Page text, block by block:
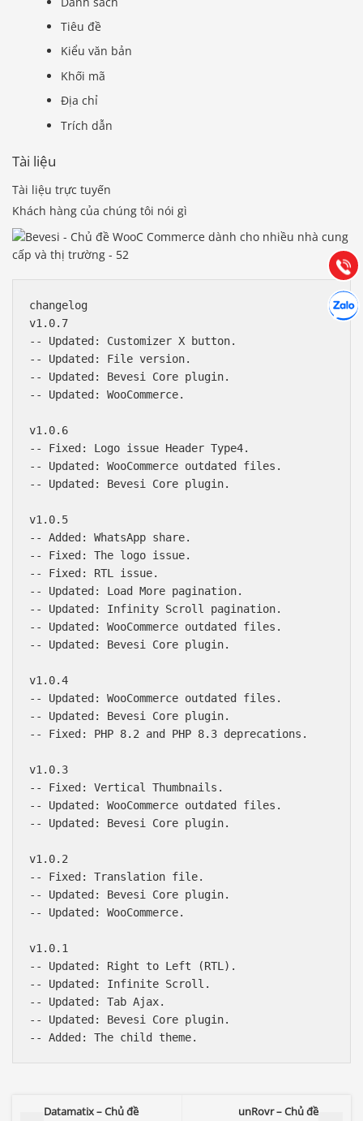
Tiêu đề
Kiểu văn bản
Khối mã
Địa chỉ
Trích dẫn
Tài liệu
Tài liệu trực tuyến
Khách hàng của chúng tôi nói gì
changelog
v1.0.7
-- Updated: Customizer X button.
-- Updated: File version.
-- Updated: Bevesi Core plugin.
-- Updated: WooCommerce.
v1.0.6
-- Fixed: Logo issue Header Type4.
-- Updated: WooCommerce outdated files.
-- Updated: Bevesi Core plugin.
v1.0.5
-- Added: WhatsApp share.
-- Fixed: The logo issue.
-- Fixed: RTL issue.
-- Updated: Load More pagination.
-- Updated: Infinity Scroll pagination.
-- Updated: WooCommerce outdated files.
-- Updated: Bevesi Core plugin.
v1.0.4
-- Updated: WooCommerce outdated files.
-- Updated: Bevesi Core plugin.
-- Fixed: PHP 8.2 and PHP 8.3 deprecations.
v1.0.3
-- Fixed: Vertical Thumbnails.
-- Updated: WooCommerce outdated files.
-- Updated: Bevesi Core plugin.
v1.0.2
-- Fixed: Translation file.
-- Updated: Bevesi Core plugin.
-- Updated: WooCommerce.
v1.0.1
-- Updated: Right to Left (RTL).
-- Updated: Infinite Scroll.
-- Updated: Tab Ajax.
-- Updated: Bevesi Core plugin.
Datamatix – Chủ đề
unRovr – Chủ đề
Gọi
Hướng dẫn & Hỗ trợ:
(028) 22.166.144
Chát